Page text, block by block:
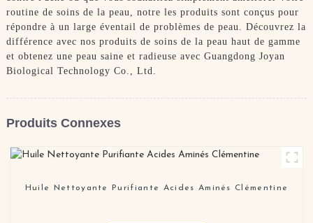
routine de soins de la peau, notre les produits sont conçus pour
répondre à un large éventail de problèmes de peau. Découvrez la
différence avec nos produits de soins de la peau haut de gamme
et obtenez une peau saine et radieuse avec Guangdong Joyan
Biological Technology Co., Ltd.
Produits Connexes
Huile Nettoyante Purifiante Acides Aminés Clémentine